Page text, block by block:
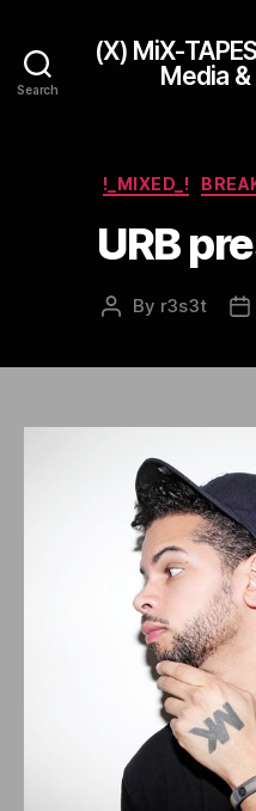
Search
(X) MiX-
Media
!_MIXED_!
URB
Post
By r3s3t